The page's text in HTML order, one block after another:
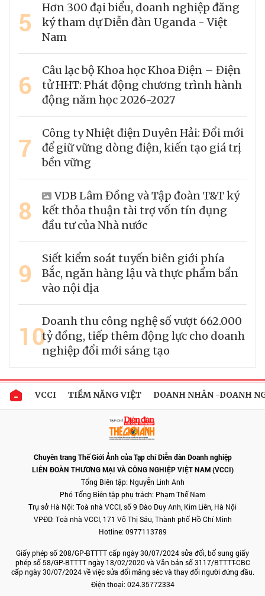
5
Hơn 300 đại biểu, doanh nghiệp đăng
ký tham dự Diễn đàn Uganda - Việt
Nam
6
Câu lạc bộ Khoa học Khoa Điện – Điện
tử HHT: Phát động chương trình hành
động năm học 2026-2027
7
Công ty Nhiệt điện Duyên Hải: Đổi mới
để giữ vững dòng điện, kiến tạo giá trị
bền vững
8
VDB Lâm Đồng và Tập đoàn T&T ký
kết thỏa thuận tài trợ vốn tín dụng
đầu tư của Nhà nước
9
Siết kiểm soát tuyến biên giới phía
Bắc, ngăn hàng lậu và thực phẩm bẩn
vào nội địa
10Doanh thu công nghệ số vượt 662.000
tỷ đồng, tiếp thêm động lực cho doanh
nghiệp đổi mới sáng tạo
VCCI TIỀM NĂNG VIỆT DOANH NHÂN -DOANH
Chuyên trang Thế Giới Ảnh của Tạp chí Diễn đàn Doanh nghiệp
LIÊN ĐOÀN THƯƠNG MẠI VÀ CÔNG NGHIỆP VIỆT NAM (VCCI)
Tổng Biên tập: Nguyễn Linh Anh
Phó Tổng Biên tập phụ trách: Phạm Thế Nam
Trụ sở Hà Nội: Toà nhà VCCI, số 9 Đào Duy Anh, Kim Liên, Hà Nội
VPĐD: Toà nhà VCCI, 171 Võ Thị Sáu, Thành phố Hồ Chí Minh
Hotline: 0977113789
Giấy phép số 208/GP-BTTTT cấp ngày 30/07/2024 sửa đổi, bổ sung giấy
phép số 58/GP-BTTTT ngày 18/02/2020 và Văn bản số 3117/BTTTT-CBC
cấp ngày 30/07/2024 về việc sửa đổi măng séc và thay đổi người đứng đầu.
Điện thoại: 024.35772334